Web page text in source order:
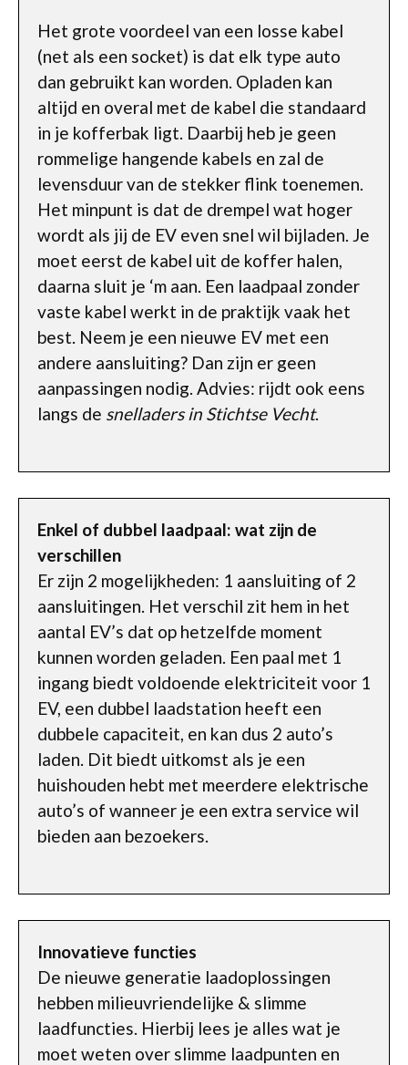
Het grote voordeel van een losse kabel
(net als een socket) is dat elk type auto
dan gebruikt kan worden. Opladen kan
altijd en overal met de kabel die standaard
in je kofferbak ligt. Daarbij heb je geen
rommelige hangende kabels en zal de
levensduur van de stekker flink toenemen.
Het minpunt is dat de drempel wat hoger
wordt als jij de EV even snel wil bijladen. Je
moet eerst de kabel uit de koffer halen,
daarna sluit je ‘m aan. Een laadpaal zonder
vaste kabel werkt in de praktijk vaak het
best. Neem je een nieuwe EV met een
andere aansluiting? Dan zijn er geen
aanpassingen nodig. Advies: rijdt ook eens
langs de snelladers in Stichtse Vecht.
Enkel of dubbel laadpaal: wat zijn de
verschillen
Er zijn 2 mogelijkheden: 1 aansluiting of 2
aansluitingen. Het verschil zit hem in het
aantal EV’s dat op hetzelfde moment
kunnen worden geladen. Een paal met 1
ingang biedt voldoende elektriciteit voor 1
EV, een dubbel laadstation heeft een
dubbele capaciteit, en kan dus 2 auto’s
laden. Dit biedt uitkomst als je een
huishouden hebt met meerdere elektrische
auto’s of wanneer je een extra service wil
bieden aan bezoekers.
Innovatieve functies
De nieuwe generatie laadoplossingen
hebben milieuvriendelijke & slimme
laadfuncties. Hierbij lees je alles wat je
moet weten over slimme laadpunten en